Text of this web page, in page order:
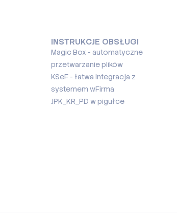
INSTRUKCJE OBSŁUGI
Magic Box - automatyczne
przetwarzanie plików
KSeF - łatwa integracja z
systemem wFirma
JPK_KR_PD w pigułce